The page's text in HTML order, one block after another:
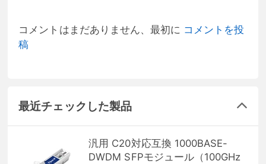
コメントはまだありません、最初に コメントを投
稿
最近チェックした製品
汎用 C20対応互換 1000BASE-
DWDM SFPモジュール（100GHz